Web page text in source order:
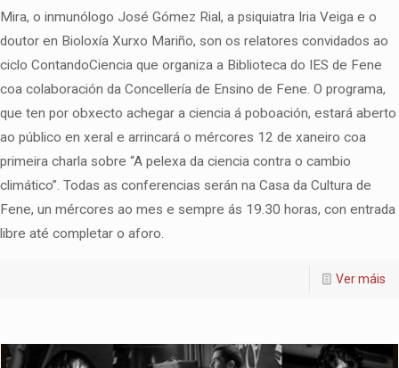
Mira, o inmunólogo José Gómez Rial, a psiquiatra Iria Veiga e o
doutor en Bioloxía Xurxo Mariño, son os relatores convidados ao
ciclo ContandoCiencia que organiza a Biblioteca do IES de Fene
coa colaboración da Concellería de Ensino de Fene. O programa,
que ten por obxecto achegar a ciencia á poboación, estará aberto
ao público en xeral e arrincará o mércores 12 de xaneiro coa
primeira charla sobre “A pelexa da ciencia contra o cambio
climático”. Todas as conferencias serán na Casa da Cultura de
Fene, un mércores ao mes e sempre ás 19.30 horas, con entrada
libre até completar o aforo.
Ver máis